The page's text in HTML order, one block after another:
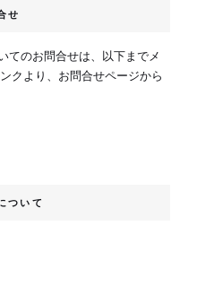
せ
てのお問合せは、以下までメ
クより、お問合せページから
ついて